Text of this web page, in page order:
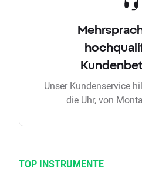
Unser Kundenservice
die Uhr, von
TOP INSTRUMENTE